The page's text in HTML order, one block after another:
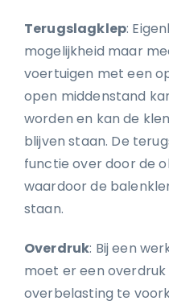
Terugslagklep:
mogelijkheid maar
voertuigen met een
open middenstand
worden en kan de
blijven staan. De
functie over door de
waardoor de
staan.
Overdruk: Bij een
moet er een
overbelasting te